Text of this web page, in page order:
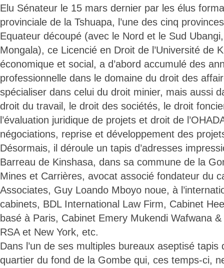
Elu Sénateur le 15 mars dernier par les élus
provinciale de la Tshuapa, l’une des cinq
Equateur découpé (avec le Nord et le Sud
Mongala), ce Licencié en Droit de l’Université de
économique et social, a d’abord accumulé des
professionnelle dans le domaine du droit des
spécialiser dans celui du droit minier, mais aussi
droit du travail, le droit des sociétés, le droit
l’évaluation juridique de projets et droit de
négociations, reprise et développement des
Désormais, il déroule un tapis d’adresses
Barreau de Kinshasa, dans sa commune de la
Mines et Carrières, avocat associé fondateur du
Associates, Guy Loando Mboyo noue, à
cabinets, BDL International Law Firm, Cabinet
basé à Paris, Cabinet Emery Mukendi Wafwana
RSA et New York, etc.
Dans l’un de ses multiples bureaux aseptisé tapis
quartier du fond de la Gombe qui, ces temps-ci,